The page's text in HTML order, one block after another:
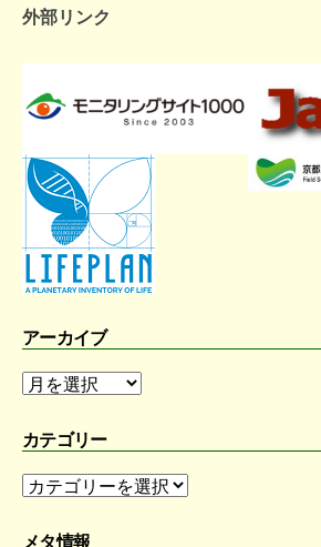
外部リンク
アーカイブ
ア
カ
イ
ブ
カテゴリー
カ
ゴ
メタ情報